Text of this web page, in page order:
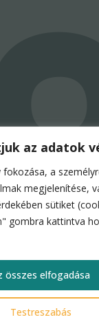
az adatok
fokozása, a
megjelenítése,
sütiket
gombra kattintva
Testreszabás
összes elfogadása
Group 2024.
és adatkezelési